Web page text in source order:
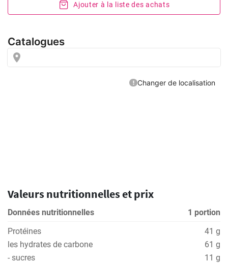
Ajouter à la liste des achats
Valeurs nutritionnelles et prix
Données nutritionnelles
1 portion
Protéines
41 g
les hydrates de carbone
61 g
- sucres
11 g